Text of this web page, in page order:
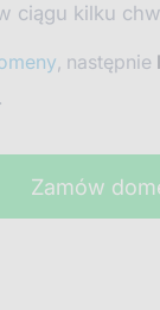
ciągu kilku
, następnie
Zamów